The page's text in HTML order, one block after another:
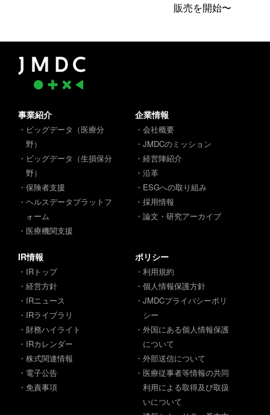
販売を開始〜
事業紹介
・ビッグデータ（医療分
野）
・ビッグデータ（生損保分
野）
・保険者支援
・ヘルスデータプラットフ
ォーム
・医療機関支援
企業情報
・会社概要
・JMDCのミッション
・経営陣紹介
・沿革
・ESGへの取り組み
・採用情報
・論文・研究アーカイブ
IR情報
・IRトップ
・経営方針
・IRニュース
・IRライブラリ
・財務ハイライト
・IRカレンダー
・株式関連情報
・電子公告
・免責事項
ポリシー
・利用規約
・個人情報保護方針
・JMDCプライバシーポリ
シー
・外国にある個人情報保護
について
・外部送信について
・医療従事者等情報の共同
利用による取得及び取扱
いについて